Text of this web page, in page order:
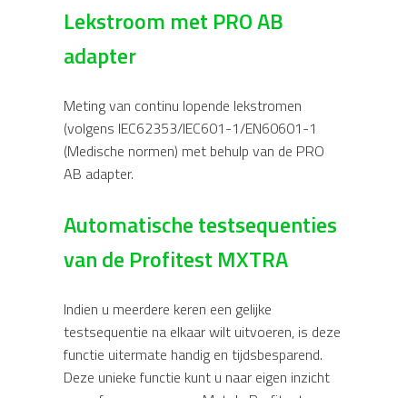
Lekstroom met PRO AB
adapter
Meting van continu lopende lekstromen
(volgens IEC62353/IEC601-1/EN60601-1
(Medische normen) met behulp van de PRO
AB adapter.
Automatische testsequenties
van de Profitest MXTRA
Indien u meerdere keren een gelijke
testsequentie na elkaar wilt uitvoeren, is deze
functie uitermate handig en tijdsbesparend.
Deze unieke functie kunt u naar eigen inzicht